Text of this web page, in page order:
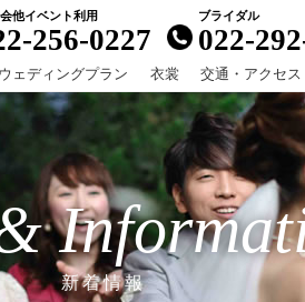
ウェディングプラン 衣裳 交通・アクセス
256-0227 022-
新着情報